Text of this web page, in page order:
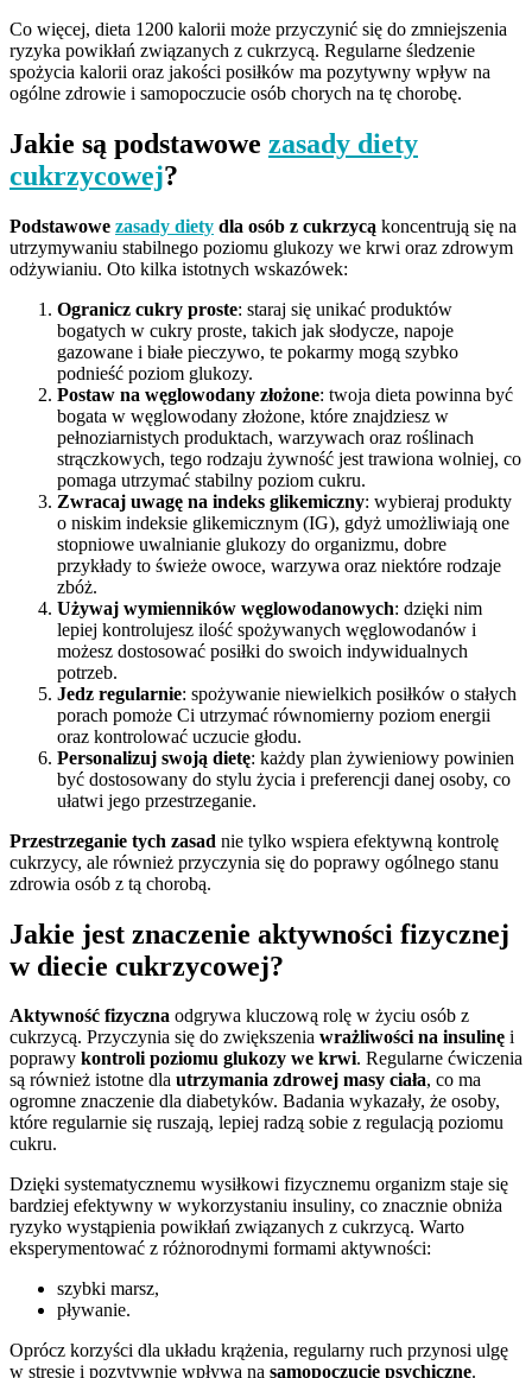
Co więcej, dieta 1200 kalorii może przyczynić się do zmniejszenia
ryzyka powikłań związanych z cukrzycą. Regularne śledzenie
spożycia kalorii oraz jakości posiłków ma pozytywny wpływ na
ogólne zdrowie i samopoczucie osób chorych na tę chorobę.
Jakie są podstawowe zasady diety
cukrzycowej?
Podstawowe zasady diety dla osób z cukrzycą koncentrują się na
utrzymywaniu stabilnego poziomu glukozy we krwi oraz zdrowym
odżywianiu. Oto kilka istotnych wskazówek:
Ogranicz cukry proste: staraj się unikać produktów
bogatych w cukry proste, takich jak słodycze, napoje
gazowane i białe pieczywo, te pokarmy mogą szybko
podnieść poziom glukozy.
Postaw na węglowodany złożone: twoja dieta powinna być
bogata w węglowodany złożone, które znajdziesz w
pełnoziarnistych produktach, warzywach oraz roślinach
strączkowych, tego rodzaju żywność jest trawiona wolniej, co
pomaga utrzymać stabilny poziom cukru.
Zwracaj uwagę na indeks glikemiczny: wybieraj produkty
o niskim indeksie glikemicznym (IG), gdyż umożliwiają one
stopniowe uwalnianie glukozy do organizmu, dobre
przykłady to świeże owoce, warzywa oraz niektóre rodzaje
zbóż.
Używaj wymienników węglowodanowych: dzięki nim
lepiej kontrolujesz ilość spożywanych węglowodanów i
możesz dostosować posiłki do swoich indywidualnych
potrzeb.
Jedz regularnie: spożywanie niewielkich posiłków o stałych
porach pomoże Ci utrzymać równomierny poziom energii
oraz kontrolować uczucie głodu.
Personalizuj swoją dietę: każdy plan żywieniowy powinien
być dostosowany do stylu życia i preferencji danej osoby, co
ułatwi jego przestrzeganie.
Przestrzeganie tych zasad nie tylko wspiera efektywną kontrolę
cukrzycy, ale również przyczynia się do poprawy ogólnego stanu
zdrowia osób z tą chorobą.
Jakie jest znaczenie aktywności fizycznej
w diecie cukrzycowej?
Aktywność fizyczna odgrywa kluczową rolę w życiu osób z
cukrzycą. Przyczynia się do zwiększenia wrażliwości na insulinę i
poprawy kontroli poziomu glukozy we krwi. Regularne ćwiczenia
są również istotne dla utrzymania zdrowej masy ciała, co ma
ogromne znaczenie dla diabetyków. Badania wykazały, że osoby,
które regularnie się ruszają, lepiej radzą sobie z regulacją poziomu
cukru.
Dzięki systematycznemu wysiłkowi fizycznemu organizm staje się
bardziej efektywny w wykorzystaniu insuliny, co znacznie obniża
ryzyko wystąpienia powikłań związanych z cukrzycą. Warto
eksperymentować z różnorodnymi formami aktywności:
szybki marsz,
pływanie.
Oprócz korzyści dla układu krążenia, regularny ruch przynosi ulgę
w stresie i pozytywnie wpływa na samopoczucie psychiczne.